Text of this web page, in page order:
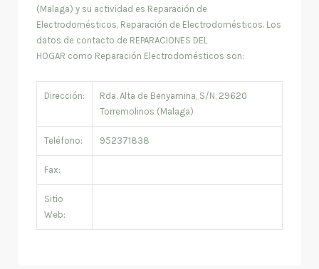
(Malaga) y su actividad es Reparación de
Electrodomésticos, Reparación de Electrodomésticos. Los
datos de contacto de REPARACIONES DEL
HOGAR como Reparación Electrodomésticos son:
Dirección:
Rda. Alta de Benyamina, S/N, 29620
Torremolinos (Malaga)
Teléfono: 952371838
Fax:
Sitio
Web: